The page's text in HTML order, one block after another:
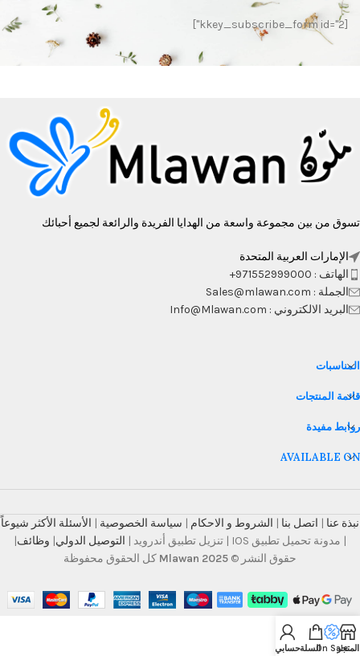
[kkey_subscribe_form id="2"]
تسوق من بين مجموعة واسعة من الهدايا الفريدة والرائعة لجميع أحبائك
الإمارات العربية المتحدة
الهاتف : 971552999000+
الجملة : Sales@mlawan.com
البريد الالكتروني : Info@Mlawan.com
المناسبات
قائمة المنتجات
روابط مفيدة
AVAILABLE ON
نبذة عنا | اتصل بنا | الشروط و الاحكام | سياسة الخصوصية | الأسئلة الأكثر شيوعاً
| مدونة تحميل تطبيق IOS | تنزيل تطبيق أندرويد |
التوصيل الدولي| وظائف|
حقوق النشر © Mlawan 2025 كل الحقوق محفوظة
المتجرOn Saleالسلةحسابي